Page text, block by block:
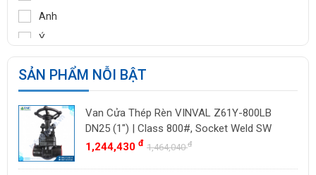
GASSO
SAMYANG
TOZEN
PEKOS
AZBIL
BROADY
OCV
Mỹ
Trung Quốc
Singapore
Đức
Tây Ban Nha
Úc
Anh
Ý